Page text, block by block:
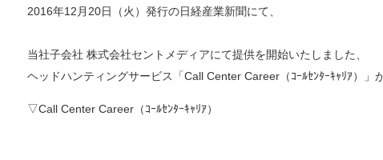
2016年12月20日（火）発行の日経産業新聞にて、
当社子会社 株式会社セントメディアにて提供を開始いたしました、
ヘッドハンティングサービス「Call Center Career（ｺｰﾙｾﾝﾀｰｷｬﾘｱ）」
▽Call Center Career（ｺｰﾙｾﾝﾀｰｷｬﾘｱ）